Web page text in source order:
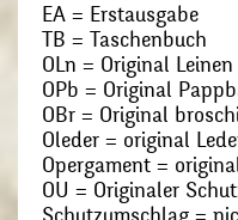
EA = Erstausgabe
TB = Taschenbuch
OLn = Original Leinen
OPb = Original
OBr = Original
Oleder = original
Opergament =
OU = Originaler